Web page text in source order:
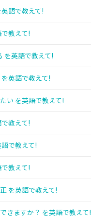
語で教えて!
教えて!
を英語で教えて!
英語で教えて!
い を英語で教えて!
教えて!
で教えて!
教えて!
を英語で教えて!
きますか？ を英語で教えて!